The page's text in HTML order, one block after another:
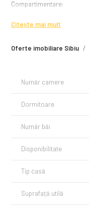
Oferte imobiliare Sibiu
Compartimentare:
➤ 3 Bai
✔️ Totul este foarte spatios
Pentru mai multe detalii
0774654552 - Macrea
Citește mai mult
Număr camere
Dormitoare
Număr băi
Disponibilitate
Tip casă
Suprafață utilă